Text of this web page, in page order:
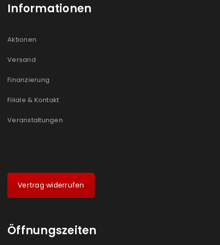
Informationen
Aktionen
Versand
Finanzierung
Filiale & Kontakt
Veranstaltungen
Vertrag widerrufen
Öffnungszeiten